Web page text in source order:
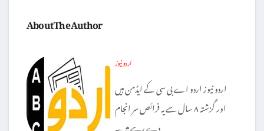
About The Author
اردو نیوز
اردو نیوز اردو اے بی سی کے ایڈمن ہیں
اور گزشتہ ۸ سال سے یہ فرائص سر انجام
دے رہے ہیں۔